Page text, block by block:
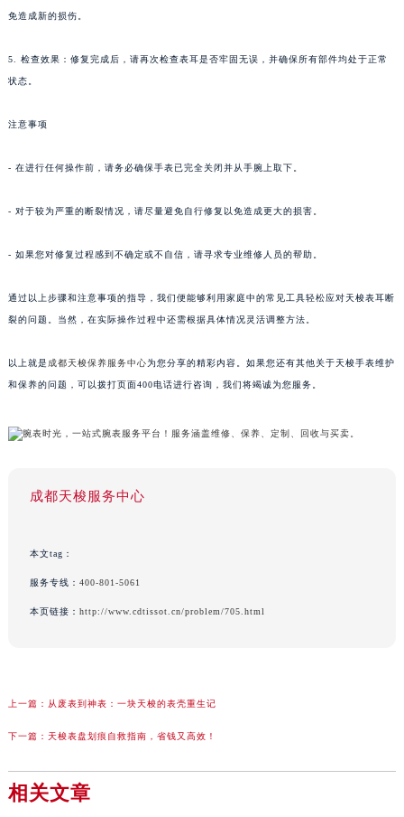
免造成新的损伤。
5. 检查效果：修复完成后，请再次检查表耳是否牢固无误，并确保所有部件均处于正常
状态。
注意事项
- 在进行任何操作前，请务必确保手表已完全关闭并从手腕上取下。
- 对于较为严重的断裂情况，请尽量避免自行修复以免造成更大的损害。
- 如果您对修复过程感到不确定或不自信，请寻求专业维修人员的帮助。
通过以上步骤和注意事项的指导，我们便能够利用家庭中的常见工具轻松应对天梭表耳断
裂的问题。当然，在实际操作过程中还需根据具体情况灵活调整方法。
以上就是 成都天梭保养服务中心为您分享的精彩内容。如果您还有其他关于天梭手表维护
和保养的问题，可以拨打页面400电话进行咨询，我们将竭诚为您服务。
成都天梭服务中心
本文tag：
服务专线： 400-801-5061
本页链接： http://www.cdtissot.cn/problem/705.html
上一篇： 从废表到神表：一块天梭的表壳重生记
下一篇： 天梭表盘划痕自救指南，省钱又高效！
相关文章